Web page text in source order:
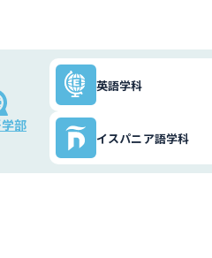
部
英語学科
イスパニア語学科